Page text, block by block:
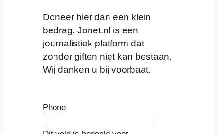
Doneer hier dan een klein
bedrag. Jonet.nl is een
journalistiek platform dat
zonder giften niet kan bestaan.
Wij danken u bij voorbaat.
Phone